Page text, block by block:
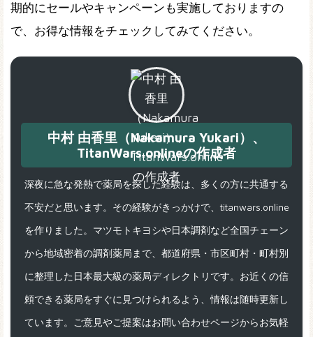
期的にセールやキャンペーンも実施しておりますの
で、お得な情報をチェックしてみてください。
中村 由香里（Nakamura Yukari）、
TitanWars.onlineの作成者
深夜に急な発熱で薬局を探した経験は、多くの方に共通する
不安だと思います。その経験がきっかけで、titanwars.online
を作りました。マツモトキヨシや日本調剤など全国チェーン
から地域密着の調剤薬局まで、都道府県・市区町村・町村別
に整理した日本最大級の薬局ディレクトリです。お近くの信
頼できる薬局をすぐに見つけられるよう、情報は随時更新し
ています。ご意見やご提案はお問い合わせページからお気軽